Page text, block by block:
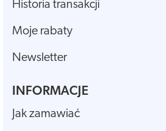
Historia transakcji
Moje rabaty
Newsletter
INFORMACJE
Jak zamawiać